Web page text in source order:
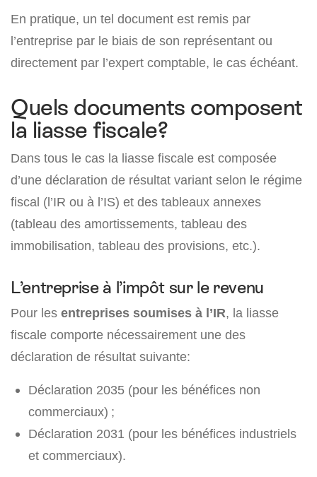
En pratique, un tel document est remis par
l’entreprise par le biais de son représentant ou
directement par l’expert comptable, le cas échéant.
Quels documents composent
la liasse fiscale?
Dans tous le cas la liasse fiscale est composée
d’une déclaration de résultat variant selon le régime
fiscal (l’IR ou à l’IS) et des tableaux annexes
(tableau des amortissements, tableau des
immobilisation, tableau des provisions, etc.).
L’entreprise à l’impôt sur le revenu
Pour les entreprises soumises à l’IR, la liasse
fiscale comporte nécessairement une des
déclaration de résultat suivante:
Déclaration 2035 (pour les bénéfices non
commerciaux) ;
Déclaration 2031 (pour les bénéfices industriels
et commerciaux).